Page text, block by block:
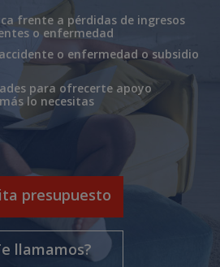
frente a pérdidas de ingresos
o enfermedad
o enfermedad o subsidio
para ofrecerte apoyo
lo necesitas
presupuesto
llamamos?